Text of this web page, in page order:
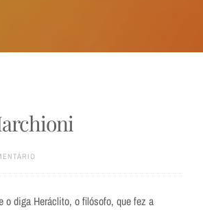
diga Heráclito, o filósofo, que fez a